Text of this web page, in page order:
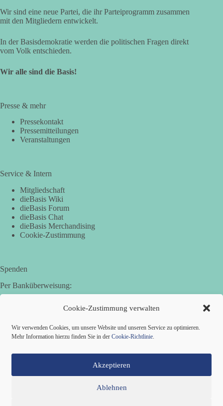
Cookie-Zustimmung verwalten
Wir verwenden Cookies, um unsere Website und unseren Service zu optimieren.
Mehr Information hierzu finden Sie in der Cookie-Richtlinie.
Akzeptieren
Ablehnen
Wir sind eine neue Partei, die ihr Parteiprogramm zusammen
mit den Mitgliedern entwickelt.
In der Basisdemokratie werden die politischen Fragen direkt
vom Volk entschieden.
Wir alle sind die Basis!
Presse & mehr
Pressekontakt
Pressemitteilungen
Veranstaltungen
Service & Intern
Mitgliedschaft
dieBasis Wiki
dieBasis Forum
dieBasis Chat
dieBasis Merchandising
Cookie-Zustimmung
Spenden
Per Banküberweisung:
Basisdemokratische Partei Deutschland in Bayern e.V.
IBAN: DE95 7205 1210 0006 3365 31
BIC: BYLADEM1AIC